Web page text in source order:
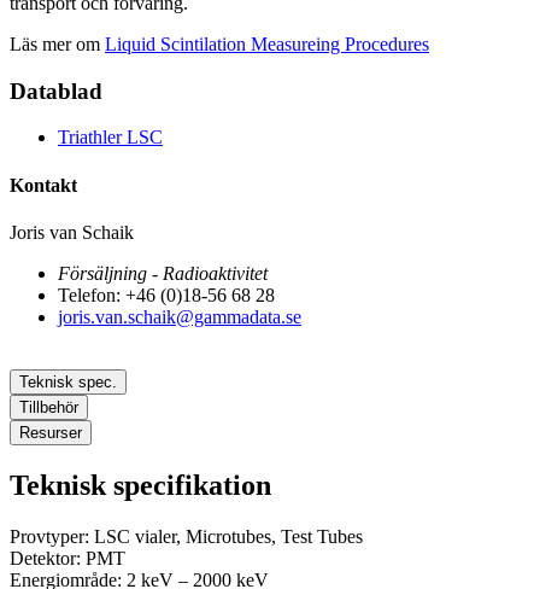
Läs mer om Liquid Scintilation Measureing Procedures
Datablad
Triathler LSC
Kontakt
Joris van Schaik
Försäljning - Radioaktivitet
Telefon: +46 (0)18-56 68 28
joris.van.schaik@gammadata.se
Teknisk spec.
Tillbehör
Resurser
Teknisk specifikation
Provtyper: LSC vialer, Microtubes, Test Tubes
Detektor: PMT
Energiområde: 2 keV – 2000 keV